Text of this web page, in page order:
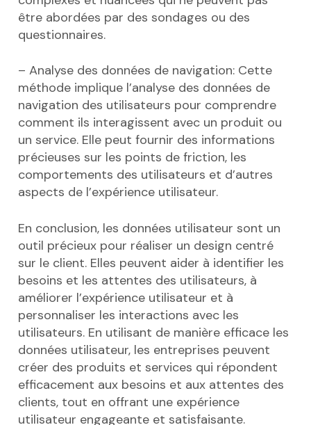
être abordées par des sondages ou des
questionnaires.
– Analyse des données de navigation: Cette
méthode implique l’analyse des données de
navigation des utilisateurs pour comprendre
comment ils interagissent avec un produit ou
un service. Elle peut fournir des informations
précieuses sur les points de friction, les
comportements des utilisateurs et d’autres
aspects de l’expérience utilisateur.
En conclusion, les données utilisateur sont un
outil précieux pour réaliser un design centré
sur le client. Elles peuvent aider à identifier les
besoins et les attentes des utilisateurs, à
améliorer l’expérience utilisateur et à
personnaliser les interactions avec les
utilisateurs. En utilisant de manière efficace les
données utilisateur, les entreprises peuvent
créer des produits et services qui répondent
efficacement aux besoins et aux attentes des
clients, tout en offrant une expérience
utilisateur engageante et satisfaisante.